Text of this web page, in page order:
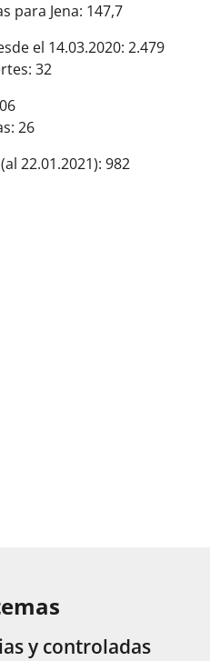
para Jena: 147,7
el 14.03.2020: 2.479
32
26
22.01.2021): 982
y controladas